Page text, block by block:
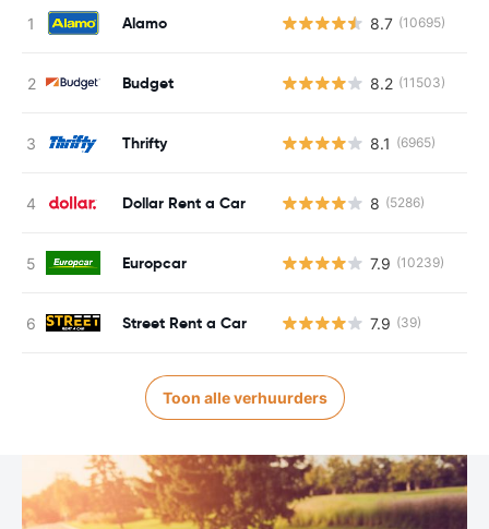
Alamo 8.7 (10695)
Budget 8.2 (11503)
Thrifty 8.1 (6965)
Dollar Rent a Car 8 (5286)
Europcar 7.9 (10239)
Street Rent a Car 7.9 (39)
Toon alle verhuurders